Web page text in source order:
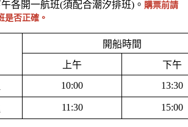
各開一航班(須配合潮汐排班)。 購票前請
是否正確。
開船時間
上午
下午
10:00 13:30
11:30 15:00